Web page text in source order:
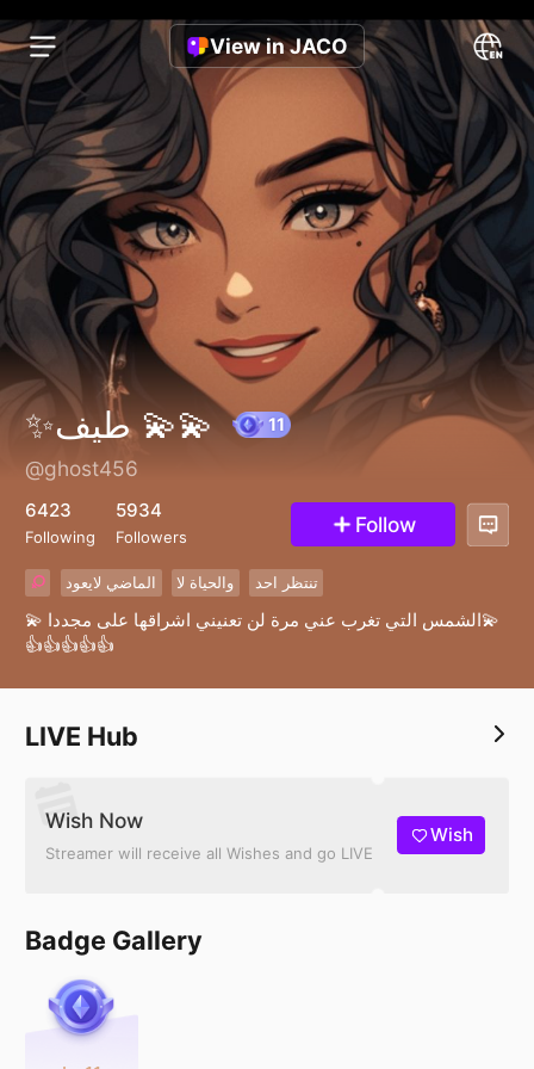
View in JACO
✨طيف 💫💫
@ghost456
6423
Following
5934
Followers Follow
الماضي لايعود والحياة لا تنتظر احد
💫 الشمس التي تغرب عني مرة لن تعنيني اشراقها على مجددا💫
👍👍👍👍👍
LIVE Hub
Wish Now
Streamer will receive all Wishes and go LIVE
Wish
Badge Gallery